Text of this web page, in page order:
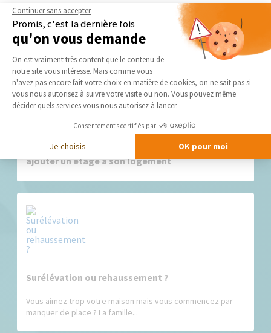
Nos derniers conseils et actus
Surélever sa maison : l'extension verticale, pour
ajouter un étage à son logement
Surélévation ou rehaussement ?
Vous aimez trop votre maison mais vous commencez par
manquer de place ? La famille...
Continuer sans accepter
Promis, c'est la dernière fois
qu'on vous demande
Plateforme de Gestion du
On est vraiment très content que le contenu de
notre site vous intéresse. Mais comme vous
n'avez pas encore fait votre choix en matière de cookies, on ne sait pas si
vous nous autorisez à suivre votre visite ou non. Vous pouvez même
décider quels services vous nous autorisez à lancer.
Consentements certifiés par
Je choisis OK pour moi
Axeptio consent